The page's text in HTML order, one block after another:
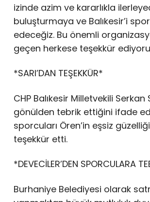
izinde azim ve kararlıkla
buluşturmaya ve Balıkesir’i
edeceğiz. Bu önemli
geçen herkese teşekkür
*SARI’DAN TEŞEKKÜR*
CHP Balıkesir Milletvekili
gönülden tebrik ettiğini ifade
sporcuları Ören’in eşsiz
teşekkür etti.
*DEVECİLER’DEN SPORCULARA
Burhaniye Belediyesi olarak